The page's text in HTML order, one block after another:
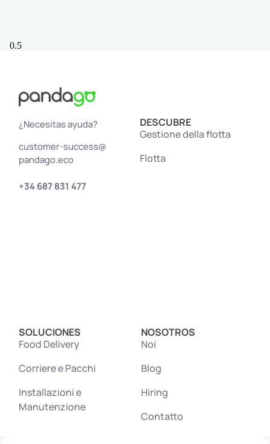
¿Necesitas ayuda?
customer-success@
pandago.eco
+34 687 831 477
DESCUBRE
Gestione della flotta
Flotta
SOLUCIONES
Food Delivery
Corriere e Pacchi
Installazioni e
Manutenzione
NOSOTROS
Noi
Blog
Hiring
Contatto